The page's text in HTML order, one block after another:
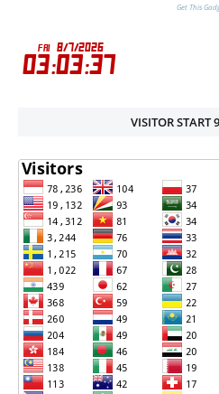
Get This
VISITOR START